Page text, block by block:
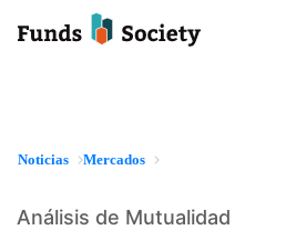
Noticias Mercados
Análisis de Mutualidad